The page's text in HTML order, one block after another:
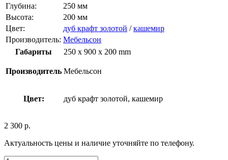
Глубина:
250 мм
Высота:
200 мм
Цвет:
дуб крафт золотой /кашемир
Производитель: Мебельсон
Габариты
250 x 900 x 200 mm
Производитель Мебельсон
Цвет: дуб крафт золотой, кашемир
2 300 р.
Актуальность цены и наличие уточняйте по телефону.